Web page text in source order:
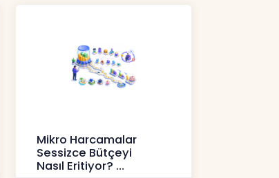
Mikro Harcamalar
Sessizce Bütçeyi
Nasıl Eritiyor?